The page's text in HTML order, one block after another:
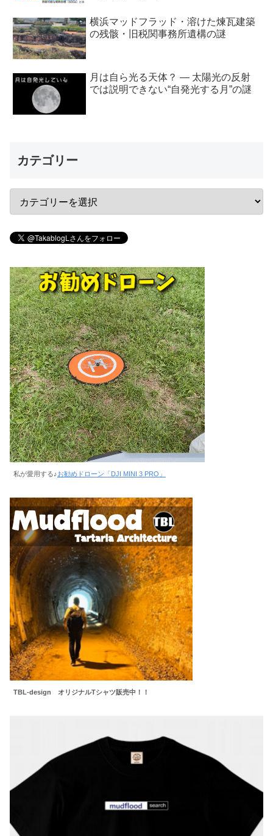
横浜マッドフラッド・溶けた煉瓦建築
の残骸・旧税関事務所遺構の謎
月は自ら光る天体？ ― 太陽光の反射
では説明できない“自発光する月”の謎
カテゴリー
私が愛用する♪お勧めドローン「DJI MINI 3 PRO」
TBL-design オリジナルTシャツ販売中！！